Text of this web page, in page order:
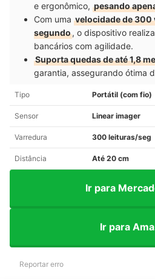
e ergonômico, pesando
Com uma velocidade de 300
segundo, o dispositivo
bancários com agilidade.
Suporta quedas de até 1,8
garantia, assegurando ótima
Tipo Portátil (com fio)
Sensor Linear imager
Varredura 300 leituras/seg
Distância Até 20 cm
Ir para
Ir para
Reportar erro